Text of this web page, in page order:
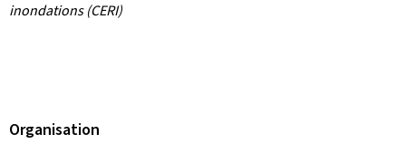
inondations (CERI)
Organisation